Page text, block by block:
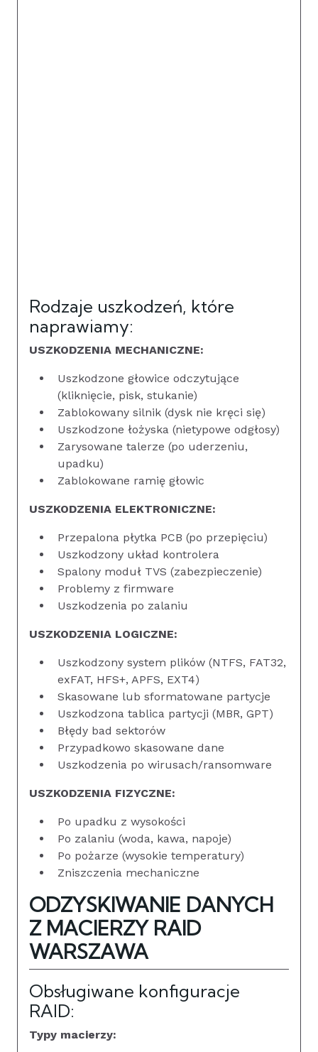
Rodzaje uszkodzeń, które
naprawiamy:
USZKODZENIA MECHANICZNE:
Uszkodzone głowice odczytujące
(kliknięcie, pisk, stukanie)
Zablokowany silnik (dysk nie kręci się)
Uszkodzone łożyska (nietypowe odgłosy)
Zarysowane talerze (po uderzeniu,
upadku)
Zablokowane ramię głowic
USZKODZENIA ELEKTRONICZNE:
Przepalona płytka PCB (po przepięciu)
Uszkodzony układ kontrolera
Spalony moduł TVS (zabezpieczenie)
Problemy z firmware
Uszkodzenia po zalaniu
USZKODZENIA LOGICZNE:
Uszkodzony system plików (NTFS, FAT32,
exFAT, HFS+, APFS, EXT4)
Skasowane lub sformatowane partycje
Uszkodzona tablica partycji (MBR, GPT)
Błędy bad sektorów
Przypadkowo skasowane dane
Uszkodzenia po wirusach/ransomware
USZKODZENIA FIZYCZNE:
Po upadku z wysokości
Po zalaniu (woda, kawa, napoje)
Po pożarze (wysokie temperatury)
Zniszczenia mechaniczne
ODZYSKIWANIE DANYCH
Z MACIERZY RAID
WARSZAWA
Obsługiwane konfiguracje
RAID:
Typy macierzy: